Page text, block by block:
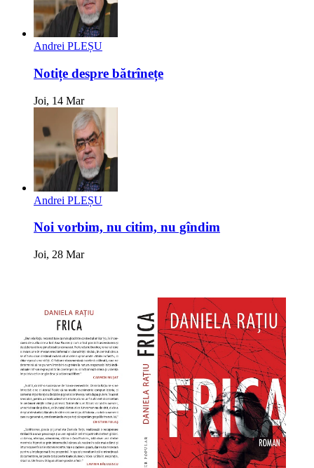
Andrei PLEȘU
Notițe despre bătrînețe
Joi, 14 Mar
Andrei PLEȘU
Noi vorbim, nu citim, nu gîndim
Joi, 28 Mar